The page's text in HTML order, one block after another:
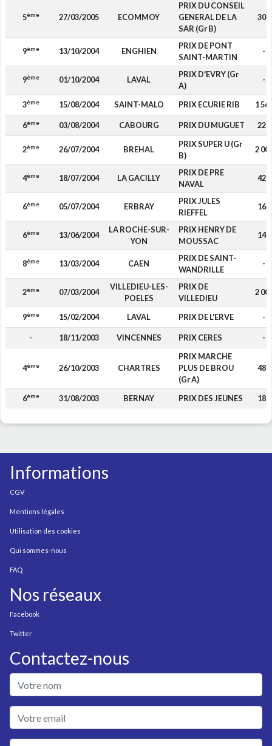
5ème 27/03/2005 ECOMMOY
PRIX DU CONSEIL
GENERAL DE LA
SAR (Gr B)
300
9ème 13/10/2004 ENGHIEN
PRIX DE PONT
SAINT-MARTIN
-
9ème 01/10/2004 LAVAL
PRIX D'EVRY (Gr
A)
-
3ème 15/08/2004 SAINT-MALO PRIX ECURIE RIB 1
6ème 03/08/2004 CABOURG PRIX DU MUGUET 220
2ème 26/07/2004 BREHAL
PRIX SUPER U (Gr
B)
2
4ème 18/07/2004 LA GACILLY
PRIX DE PRE
NAVAL
420
6ème 05/07/2004 ERBRAY
PRIX JULES
RIEFFEL
160
6ème 13/06/2004
LA ROCHE-SUR-
YON
PRIX HENRY DE
MOUSSAC
140
8ème 13/03/2004 CAEN
PRIX DE SAINT-
WANDRILLE
-
2ème 07/03/2004
VILLEDIEU-LES-
POELES
PRIX DE
VILLEDIEU
2
9ème 15/02/2004 LAVAL PRIX DE L'ERVE -
- 18/11/2003 VINCENNES PRIX CERES -
4ème 26/10/2003 CHARTRES
PRIX MARCHE
PLUS DE BROU
(Gr A)
480
6ème 31/08/2003 BERNAY PRIX DES JEUNES 180
Informations
CGV
Mentions légales
Utilisation des cookies
Qui sommes-nous
FAQ
Nos réseaux
Facebook
Twitter
Contactez-nous